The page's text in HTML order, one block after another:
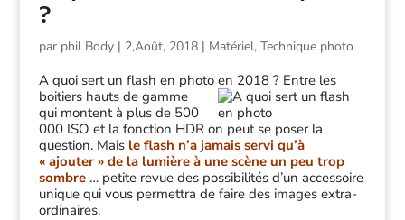
?
par phil Body| 2,Août, 2018| Matériel, Technique photo
A quoi sert un flash en photo en 2018 ? Entre les
boitiers hauts de gamme
qui montent à plus de 500
000 ISO et la fonction HDR on peut se poser la
question. Mais le flash n’a jamais servi qu’à
« ajouter » de la lumière à une scène un peu trop
sombre… petite revue des possibilités d’un accessoire
unique qui vous permettra de faire des images extra-
ordinaires.